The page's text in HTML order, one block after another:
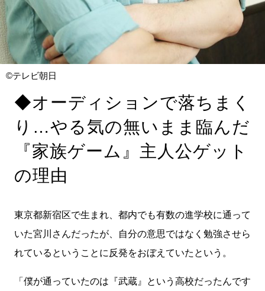
©テレビ朝日
◆オーディションで落ちまく
り…やる気の無いまま臨んだ
『家族ゲーム』主人公ゲット
の理由
東京都新宿区で生まれ、都内でも有数の進学校に通って
いた宮川さんだったが、自分の意思ではなく勉強させら
れているということに反発をおぼえていたという。
「僕が通っていたのは『武蔵』という高校だったんです